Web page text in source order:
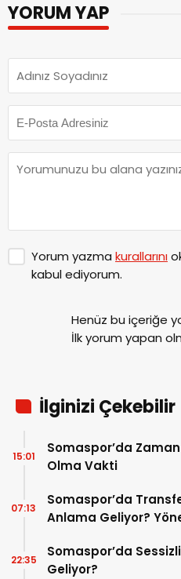
YORUM YAP
Yorum yazma kurallarını
kabul ediyorum.
Henüz bu içeriğe
İlk yorum yapan
İlginizi Çekebilir
Somaspor’da Zaman
Olma Vakti
15:01
Somaspor’da
Anlama Geliyor?
07:13
Somaspor’da
Geliyor?
22:35